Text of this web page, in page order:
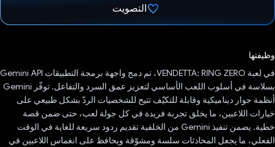
التصويت
وظيفتها
في لعبة VENDETTA: RING ZERO، تم دمج واجهة برمجة التطبيقات Gemini API
بسلاسة في أسلوب اللعب الأساسي لتعزيز عمق السرد والتفاعل. توفّر Gemini
أنظمة حوار ديناميكية وقابلة للتكيّف تتيح للشخصيات الردّ بشكل طبيعي على
خيارات اللاعبين، ما يخلق تجربة فريدة في كل جولة لعب، حتى ضمن قصة
خطية. يضمن تنفيذ Gemini من الخلفية تقديم ردود سريعة للغاية في الوقت
الفعلي، ما يجعل المحادثات سلسة ومشوّقة ويحافظ على انغماس اللاعبين في